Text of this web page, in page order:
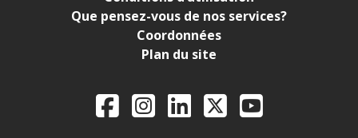
Que pensez-vous de nos services?
Coordonnées
Plan du site
Legal Aid Ontario
FacebookInstagram
LinkedIn
X YouTube